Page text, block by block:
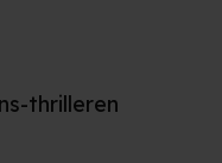
thrilleren